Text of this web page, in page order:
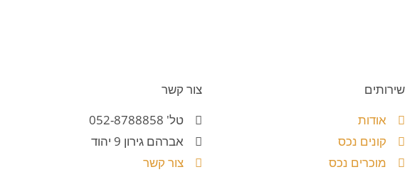
שירותים
אודות
קונים נכס
מוכרים נכס
צור קשר
טל' 052-8788858
אברהם גירון 9 יהוד
צור קשר